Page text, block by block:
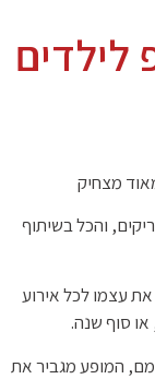
לילדים
מצחיק
והכל בשיתוף
עצמו לכל אירוע
או סוף שנה.
המופע מגביר את